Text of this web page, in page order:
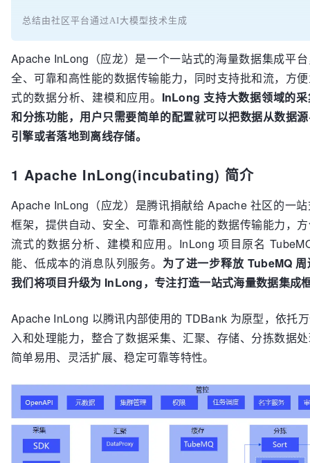
总结由社区平台通过AI大模型技术生成
Apache InLong（应龙）是一个一站式的海量数据集成平
全、可靠和高性能的数据传输能力，同时支持批和流，方
式的数据分析、建模和应用。 InLong 支持大数据领域的
和分拣功能，用户只需要简单的配置就可以把数据从数据
引擎或者落地到离线存储。
1 Apache InLong(incubating) 简介
Apache InLong（应龙）是腾讯捐献给 Apache 社区的一
框架，提供自动、安全、可靠和高性能的数据传输能力，
流式的数据分析、建模和应用。InLong 项目原名
能、低成本的消息队列服务。 为了进一步释放 TubeMQ
我们将项目升级为 InLong，专注打造一站式海量数据集成
Apache InLong 以腾讯内部使用的 TDBank 为原型，依托
入和处理能力，整合了数据采集、汇聚、存储、分拣数据
简单易用、灵活扩展、稳定可靠等特性。